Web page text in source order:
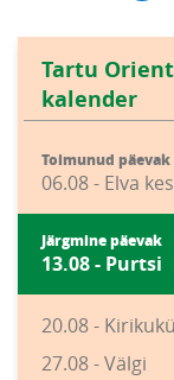
Tartu
kalender
Toimunud päevak
06.08 - Elva
Järgmine päevak
13.08 - Purtsi
20.08 -
27.08 - Välgi